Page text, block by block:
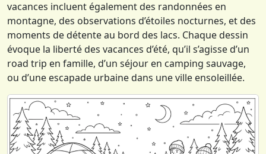
vacances incluent également des randonnées en
montagne, des observations d’étoiles nocturnes, et des
moments de détente au bord des lacs. Chaque dessin
évoque la liberté des vacances d’été, qu’il s’agisse d’un
road trip en famille, d’un séjour en camping sauvage,
ou d’une escapade urbaine dans une ville ensoleillée.